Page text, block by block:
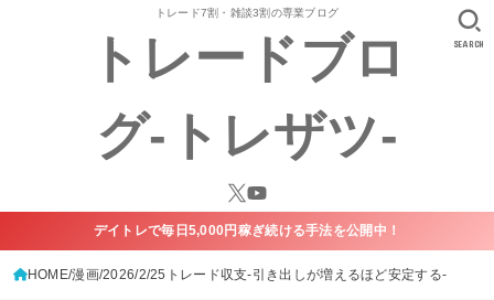
トレード7割・雑談3割の専業ブログ
トレードブロ
グ-トレザツ-
SEARCH
デイトレで毎日5,000円稼ぎ続ける手法を公開中！
HOME 漫画 2026/2/25トレード収支-引き出しが増えるほど安定する-